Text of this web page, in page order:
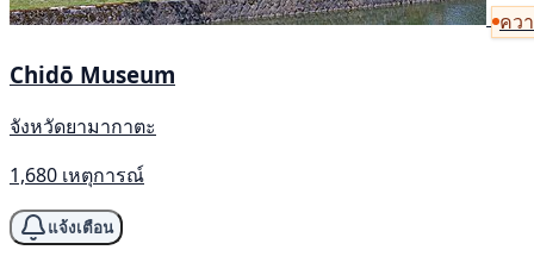
คว
Chidō Museum
จังหวัดยามากาตะ
1,680 เหตุการณ์
แจ้งเตือน